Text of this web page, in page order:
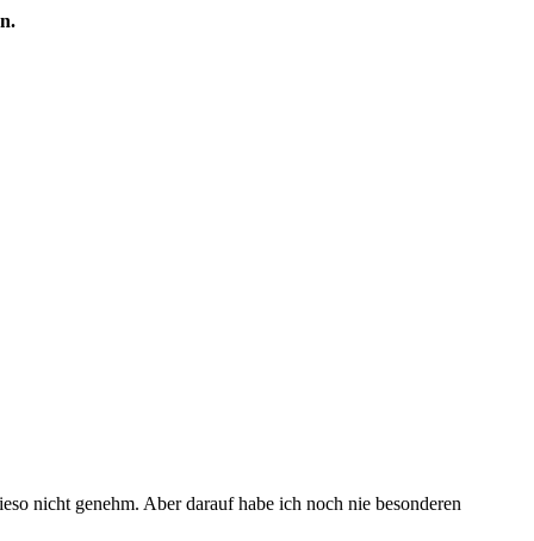
nicht genehm. Aber darauf habe ich noch nie besonderen